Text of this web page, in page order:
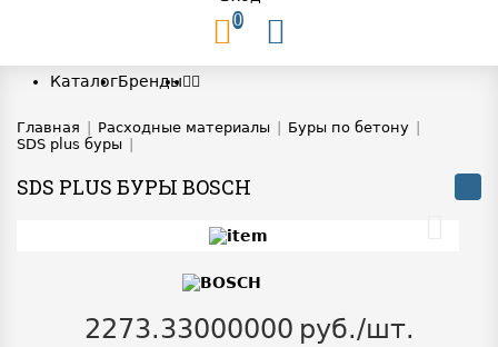
0
КаталогБренды
Главная Расходные материалы Буры по бетону
SDS plus буры
SDS PLUS БУРЫ BOSCH
2273.33000000 руб./шт.